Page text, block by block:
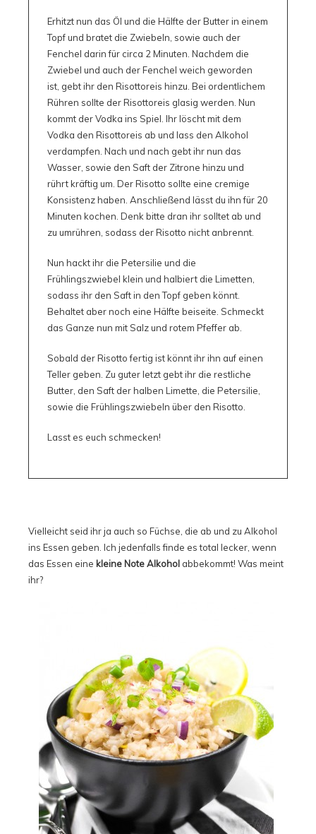
Erhitzt nun das Öl und die Hälfte der Butter in einem
Topf und bratet die Zwiebeln, sowie auch der
Fenchel darin für circa 2 Minuten. Nachdem die
Zwiebel und auch der Fenchel weich geworden
ist, gebt ihr den Risottoreis hinzu. Bei ordentlichem
Rühren sollte der Risottoreis glasig werden. Nun
kommt der Vodka ins Spiel. Ihr löscht mit dem
Vodka den Risottoreis ab und lass den Alkohol
verdampfen. Nach und nach gebt ihr nun das
Wasser, sowie den Saft der Zitrone hinzu und
rührt kräftig um. Der Risotto sollte eine cremige
Konsistenz haben. Anschließend lässt du ihn für 20
Minuten kochen. Denk bitte dran ihr solltet ab und
zu umrühren, sodass der Risotto nicht anbrennt.
Nun hackt ihr die Petersilie und die
Frühlingszwiebel klein und halbiert die Limetten,
sodass ihr den Saft in den Topf geben könnt.
Behaltet aber noch eine Hälfte beiseite. Schmeckt
das Ganze nun mit Salz und rotem Pfeffer ab.
Sobald der Risotto fertig ist könnt ihr ihn auf einen
Teller geben. Zu guter letzt gebt ihr die restliche
Butter, den Saft der halben Limette, die Petersilie,
sowie die Frühlingszwiebeln über den Risotto.
Lasst es euch schmecken!
Vielleicht seid ihr ja auch so Füchse, die ab und zu Alkohol
ins Essen geben. Ich jedenfalls finde es total lecker, wenn
das Essen eine kleine Note Alkohol abbekommt! Was meint
ihr?